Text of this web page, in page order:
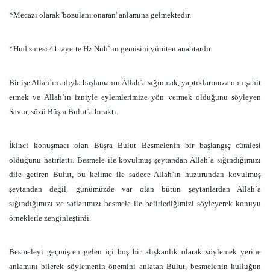
*Mecazi olarak 'bozulanı onaran' anlamına gelmektedir.
*Hud suresi 41. ayette Hz.Nuh`un gemisini yürüten anahtardır.
Bir işe Allah`ın adıyla başlamanın Allah`a sığınmak, yaptıklarımıza onu şahit
etmek ve Allah`ın izniyle eylemlerimize yön vermek olduğunu söyleyen
Savur, sözü Büşra Bulut`a bıraktı.
İkinci konuşmacı olan Büşra Bulut Besmelenin bir başlangıç cümlesi
olduğunu hatırlattı. Besmele ile kovulmuş şeytandan Allah`a sığındığımızı
dile getiren Bulut, bu kelime ile sadece Allah`ın huzurundan kovulmuş
şeytandan değil, günümüzde var olan bütün şeytanlardan Allah`a
sığındığımızı ve saflarımızı besmele ile belirlediğimizi söyleyerek konuyu
örneklerle zenginleştirdi.
Besmeleyi geçmişten gelen içi boş bir alışkanlık olarak söylemek yerine
anlamını bilerek söylemenin önemini anlatan Bulut, besmelenin kulluğun